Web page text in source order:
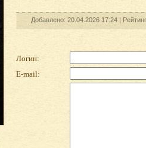
Добавлено: 20.04.2026 17:24 |
Логин:
E-mail: